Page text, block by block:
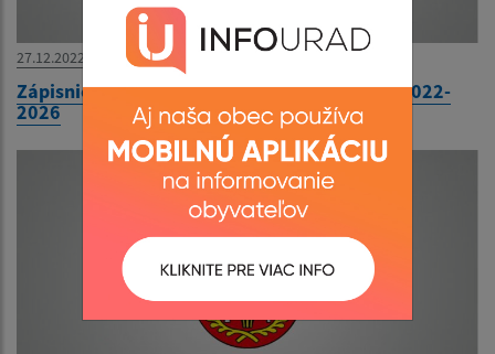
27.12.2022
Zápisnice a uznesenia z OZ volebné obdobie 2022-
2026